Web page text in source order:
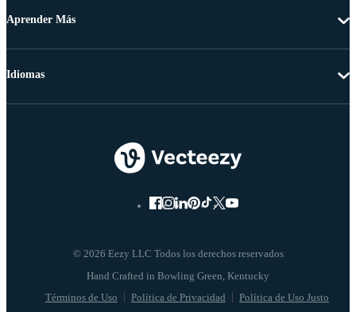
Aprender Más
© 2026 Eezy LLC Todos los derechos reservados
Términos de Uso Política de Privacidad Política de Uso Justo
Idiomas